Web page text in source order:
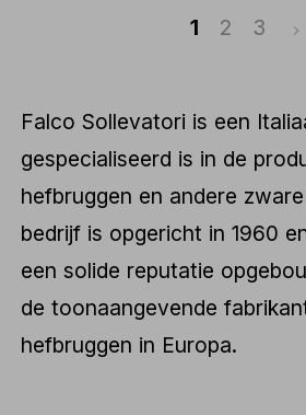
1 2 3
Falco Sollevatori is een
gespecialiseerd is in de
hefbruggen en andere
bedrijf is opgericht in 1960
een solide reputatie
de toonaangevende
hefbruggen in Europa.